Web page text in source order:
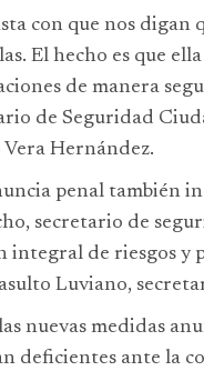
con que nos digan
El hecho es que
de manera
de Seguridad
Hernández.
penal también
secretario de
integral de riesgos y
Luviano,
nuevas medidas
deficientes ante la